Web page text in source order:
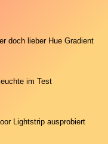
doch lieber Hue Gradient
im Test
Lightstrip ausprobiert